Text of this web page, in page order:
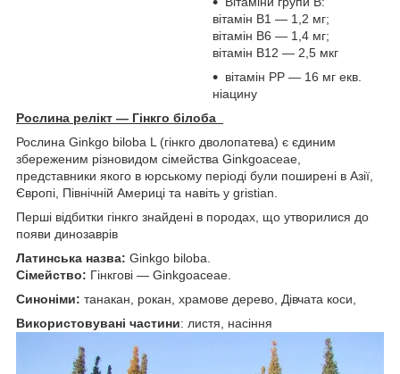
вітамін В1 — 1,2 мг;
вітамін В6 — 1,4 мг;
вітамін В12 — 2,5 мкг
вітамін РР — 16 мг екв.
ніацину
Рослина релікт — Гінкго білоба
Рослина Ginkgo biloba L (гінкго дволопатева) є єдиним
збереженим різновидом сімейства Ginkgoaceae,
представники якого в юрському періоді були поширені в Азії,
Європі, Північній Америці та навіть у gristian.
Перші відбитки гінкго знайдені в породах, що утворилися до
появи динозаврів
Латинська назва: Ginkgo biloba.
Сімейство: Гінкгові — Ginkgoaceae.
Синоніми: танакан, рокан, храмове дерево, Дівчата коси,
Використовувані частини: листя, насіння